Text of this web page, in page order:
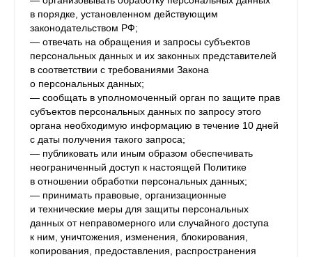
в порядке, установленном действующим
законодательством РФ;
— отвечать на обращения и запросы субъектов
персональных данных и их законных представителей
в соответствии с требованиями Закона
о персональных данных;
— сообщать в уполномоченный орган по защите прав
субъектов персональных данных по запросу этого
органа необходимую информацию в течение 10 дней
с даты получения такого запроса;
— публиковать или иным образом обеспечивать
неограниченный доступ к настоящей Политике
в отношении обработки персональных данных;
— принимать правовые, организационные
и технические меры для защиты персональных
данных от неправомерного или случайного доступа
к ним, уничтожения, изменения, блокирования,
копирования, предоставления, распространения